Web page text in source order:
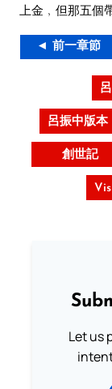
上金﹐但那五個
◄ 前一章節
呂振中版本
創世記
Let us